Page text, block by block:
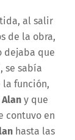
al salir
de la obra,
dejaba que
se sabía
la función,
Alany que
contuvo en
hasta las